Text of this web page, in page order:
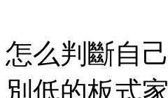
怎么判斷自
別低的板式家